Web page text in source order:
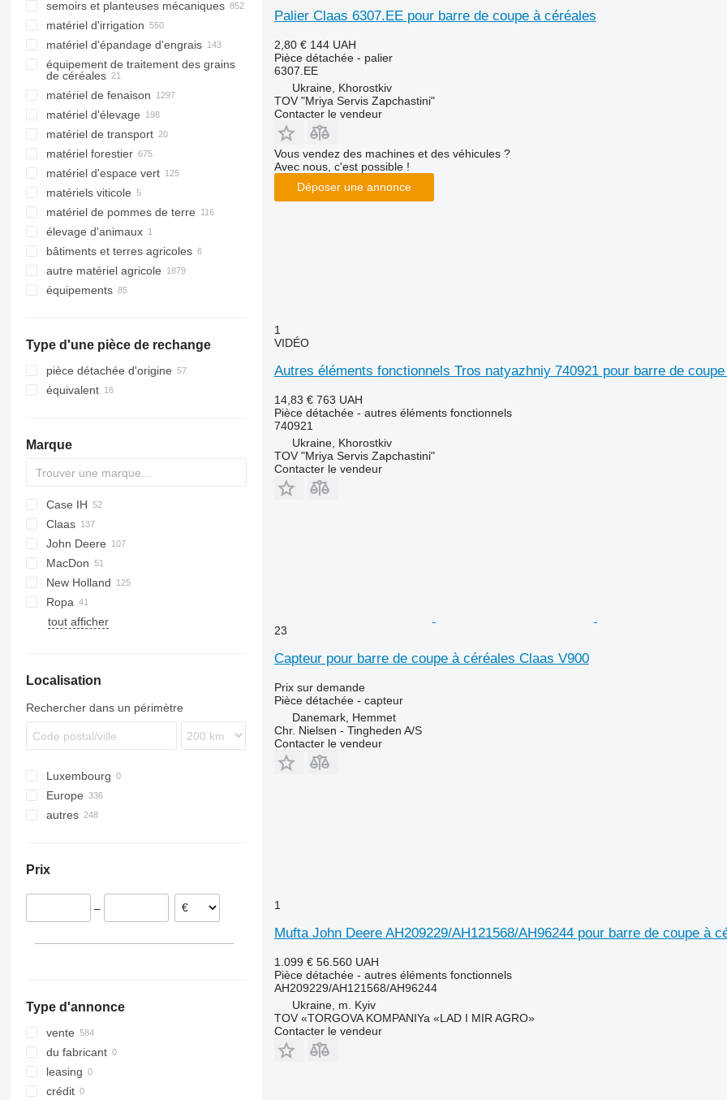
moissonneuses-batteuses
ensileuses
récolteuses à maïs
arracheuses de carottes
ensileuses tractées
autres moissonneuses
cueilleurs rotatifs
cueilleurs à maïs
cueilleurs à tournesol
scies à colza
herses
sous-soleuses
ramasseuses de pierres
retourneurs de compost
rouleaux agricoles
cultivateurs
broyeurs
niveleurs de terrain
charrues
fraises rotatives
semoirs et planteuses mécaniques
planteuses
matériel d'irrigation
machines d'arrosage
matériel d'épandage d'engrais
épandeurs à fumier
distributeurs d'engrais
épandeurs à lisier
équipement de traitement des grains
de céréales
lanceurs de grains
nettoyeurs de grains
séchoirs à grains
silos
vis à grain
matériel de fenaison
andaineurs
chargeurs agricoles
faneuses
faucheuses
remorques autochargeuses
matériel d'élevage
matériel d'élevage
broyeurs de paille
mélangeuses
mélangeuses automotrices
équipement pour le bétail
matériels pour le bétail
matériel de traite
bergers électriques
équipements pour fourrage
matériel de transport
matériel forestier
tronçonneuses
tronçonneuses à essence
broyeurs de branches
débusqueurs
porteurs forestiers
abatteuses
matériel d'espace vert
tondeuses
motoculteurs
debroussailleuses
motobineuses
pulvérisateurs à main
tracteurs tondeuses
matériels viticole
matériel de pommes de terre
arracheuses de pommes de terre
fraises butteuses
planteuses de pommes de terre
récolteuses de pommes de terre
élevage d'animaux
bâtiments et terres agricoles
élévateurs à grain et entrepôts à
autre matériel agricole
équipements
chargeurs frontaux
équipements pour matériel forestier
grues forestières
pelles hydrauliques à arbres
autres équipements
Type d'une pièce de rechange
pièce détachée d'origine
équivalent
Marque
Case IH
1020
1030
1083
2020
Claas
C-series
Cerio
Dominator
Lexion
Maxflex
Vario
John Deere
620R
622R
625R
630F
635R
930
F-series
JD
MacDon
New Holland
TF
TX
Ropa
tout afficher
Localisation
Rechercher dans un périmètre
Luxembourg
Europe
Danemark
Lituanie
autres
Prix
–
Type d'annonce
vente
du fabricant
leasing
crédit
Palier Claas 6307.EE pour barre de coupe à céréales
2,80 € 144 UAH
Pièce détachée - palier
6307.ЕЕ
Ukraine, Khorostkiv
TOV "Mriya Servis Zapchastini"
Contacter le vendeur
Vous vendez des machines et des véhicules ?
Avec nous, c'est possible !
Déposer une annonce
1
VIDÉO
Autres éléments fonctionnels Tros natyazhniy 740921 pour barre de
14,83 € 763 UAH
Pièce détachée - autres éléments fonctionnels
740921
Ukraine, Khorostkiv
TOV "Mriya Servis Zapchastini"
Contacter le vendeur
23
Capteur pour barre de coupe à céréales Claas V900
Prix sur demande
Pièce détachée - capteur
Danemark, Hemmet
Chr. Nielsen - Tingheden A/S
Contacter le vendeur
1
Mufta John Deere AH209229/AH121568/AH96244 pour barre de coupe à
1.099 € 56.560 UAH
Pièce détachée - autres éléments fonctionnels
AH209229/AH121568/AH96244
Ukraine, m. Kyiv
TOV «TORGOVA KOMPANIYa «LAD I MIR AGRO»
Contacter le vendeur